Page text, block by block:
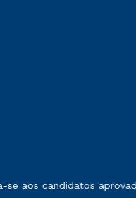
no contrato de prestação
aos candidatos